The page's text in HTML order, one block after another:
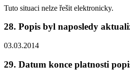
Tuto situaci nelze řešit elektronicky.
28. Popis byl naposledy
03.03.2014
29. Datum konce platnosti